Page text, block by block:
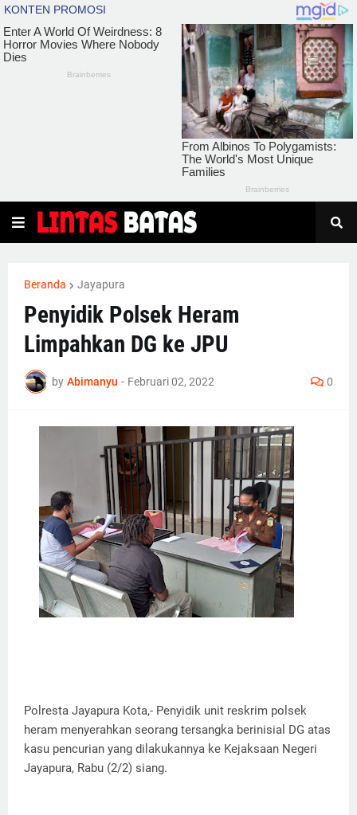
Beranda Jayapura
Penyidik Polsek Heram
Limpahkan DG ke JPU
by Abimanyu - Februari 02, 2022 0
Polresta Jayapura Kota,- Penyidik unit reskrim polsek
heram menyerahkan seorang tersangka berinisial DG atas
kasu pencurian yang dilakukannya ke Kejaksaan Negeri
Jayapura, Rabu (2/2) siang.